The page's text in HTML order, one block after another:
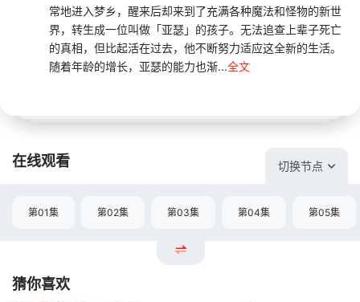
常地进入梦乡，醒来后却来到了充满各种魔法和怪物的新世
界，转生成一位叫做「亚瑟」的孩子。无法追查上辈子死亡
的真相，但比起活在过去，他不断努力适应这全新的生活。
随着年龄的增长，亚瑟的能力也渐...全文
在线观看 切换节点
第01集 第02集 第03集 第04集 第05集
猜你喜欢